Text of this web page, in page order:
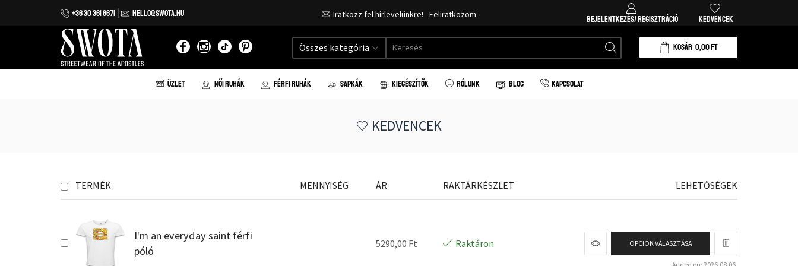
+36 30 361 8671 HELLO@SWOTA.HU
házhozszállítás 20.000 forint vásárlás felett! Iratkozz fel hírlevelünkre! Feliratkozom Ingyenes házhozszállítás 20.000 forint
BEJELENTKEZÉS/ REGISZTRÁCIÓ KEDVENCEK
Összes kategória KOSÁR 0,00FT
ÜZLET NŐI RUHÁK FÉRFI RUHÁK SAPKÁK KIEGÉSZÍTŐK RÓLUNK BLOG KAPCSOLAT
KEDVENCEK
TERMÉK MENNYISÉG ÁR RAKTÁRKÉSZLET LEHETŐSÉGEK
I'm an everyday saint férfi
póló
5290,00 Ft Raktáron OPCIÓK VÁLASZTÁSA